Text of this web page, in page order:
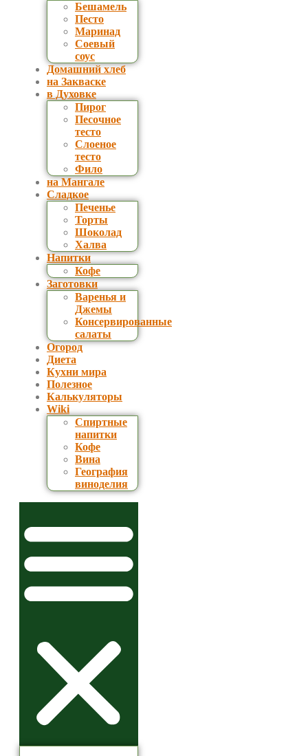
Бешамель
Песто
Маринад
Соевый
соус
Домашний хлеб
на Закваске
в Духовке
Пирог
Песочное
тесто
Слоеное
тесто
Фило
на Мангале
Сладкое
Печенье
Торты
Шоколад
Халва
Напитки
Кофе
Заготовки
Варенья и
Джемы
Консервированные
салаты
Огород
Диета
Кухни мира
Полезное
Калькуляторы
Wiki
Спиртные
напитки
Кофе
Вина
География
виноделия